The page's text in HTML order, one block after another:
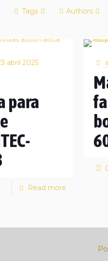
Tags Authors
abril 2025
para
Read more